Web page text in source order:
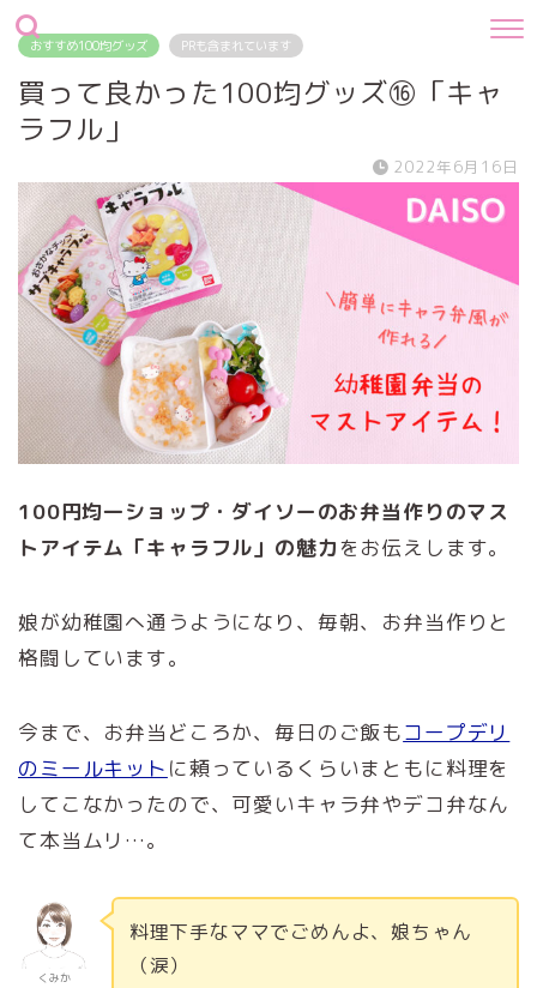
おすすめ100均グッズ PRも含まれています
買って良かった100均グッズ⑯「キャ
ラフル」
2022年6月16日
100円均一ショップ・ダイソーのお弁当作りのマス
トアイテム「キャラフル」の魅力をお伝えします。
娘が幼稚園へ通うようになり、毎朝、お弁当作りと
格闘しています。
今まで、お弁当どころか、毎日のご飯もコープデリ
のミールキット に頼っているくらいまともに料理を
してこなかったので、可愛いキャラ弁やデコ弁なん
て本当ムリ…。
くみか
料理下手なママでごめんよ、娘ちゃん
（涙）